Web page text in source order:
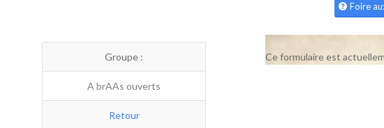
Foire
Groupe :
A brAAs ouverts
Retour
Ce formulaire est